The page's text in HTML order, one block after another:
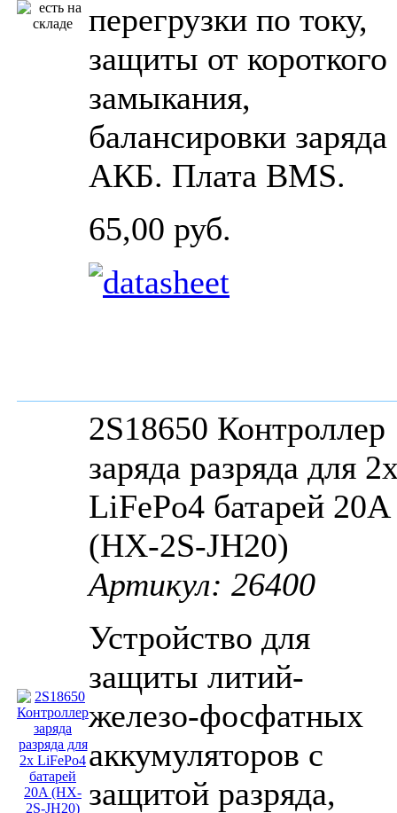
перегрузки по току,
защиты от короткого
замыкания,
балансировки заряда
АКБ. Плата BMS.
65,00 руб.
2S18650 Контроллер
заряда разряда для
LiFePo4 батарей 20A
(HX-2S-JH20)
Артикул: 26400
Устройство для
защиты литий-
железо-фосфатных
аккумуляторов с
защитой разряда,